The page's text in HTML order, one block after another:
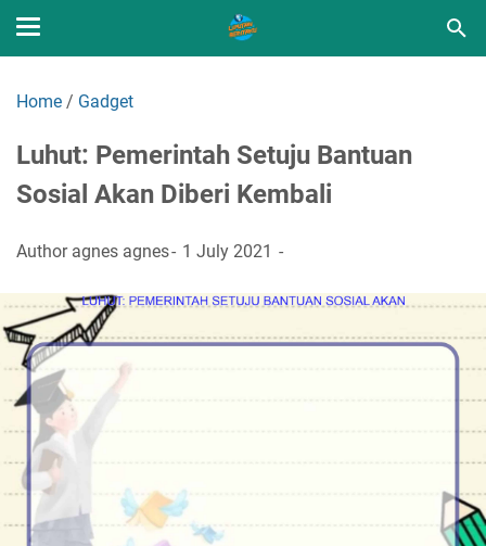
Home / Gadget
Luhut: Pemerintah Setuju Bantuan
Sosial Akan Diberi Kembali
Author agnes agnes 1 July 2021